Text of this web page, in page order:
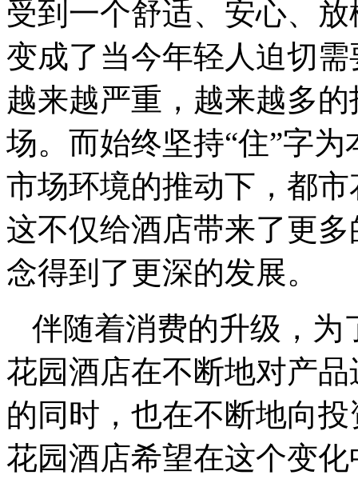
受到一个舒适、安心、
变成了当今年轻人迫切
越来越严重，越来越多
场。而始终坚持“住”字
市场环境的推动下，都
这不仅给酒店带来了更
念得到了更深的发展。
伴随着消费的升级，为
花园酒店在不断地对产
的同时，也在不断地向
花园酒店希望在这个变